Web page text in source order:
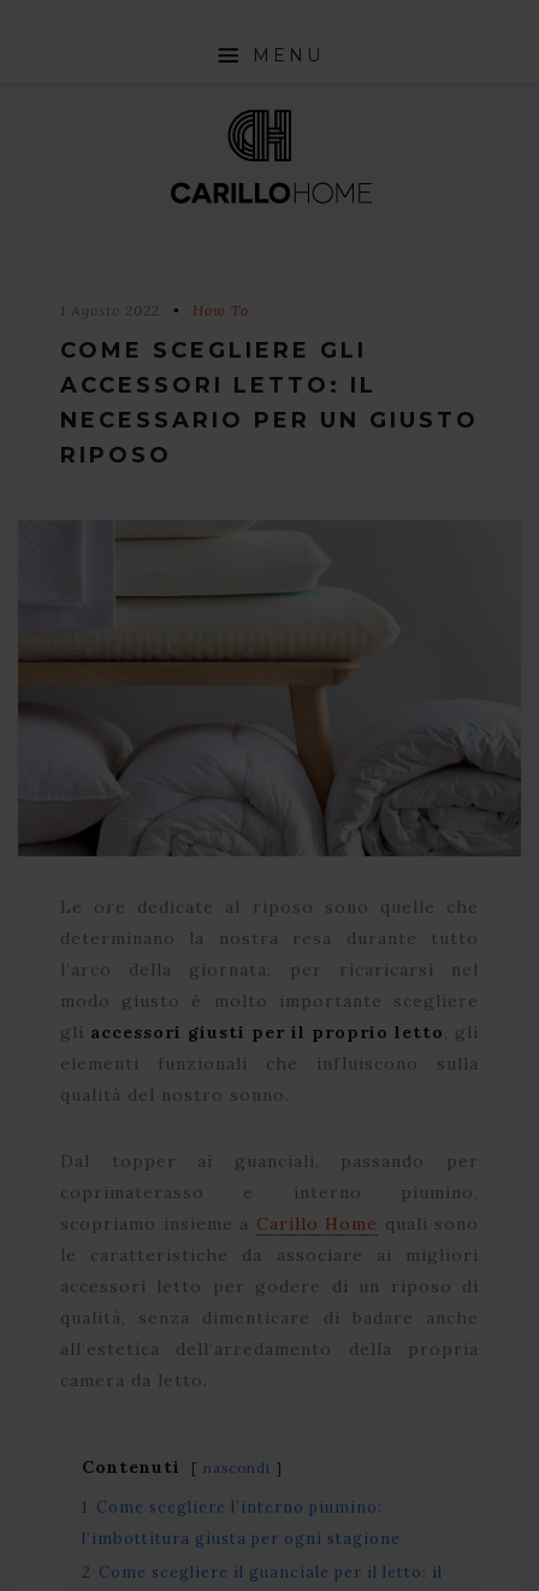
MENU
INTERIOR DESIGN TRENDS
NEWS1 Agosto 2022 How To
COME SCEGLIERE GLI
ACCESSORI LETTO: IL
NECESSARIO PER UN GIUSTO
RIPOSO
Le ore dedicate al riposo sono quelle che
determinano la nostra resa durante tutto
l’arco della giornata: per ricaricarsi nel
modo giusto è molto importante scegliere
gli accessori giusti per il proprio letto, gli
elementi funzionali che influiscono sulla
qualità del nostro sonno.
Dal topper ai guanciali, passando per
coprimaterasso e interno piumino,
scopriamo insieme a Carillo Home quali sono
le caratteristiche da associare ai migliori
accessori letto per godere di un riposo di
qualità, senza dimenticare di badare anche
all’estetica dell’arredamento della propria
camera da letto.
Contenuti nascondi
1
Come scegliere l’interno piumino:
l’imbottitura giusta per ogni stagione
2 Come scegliere il guanciale per il letto: il